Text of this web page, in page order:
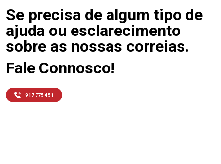
Se precisa de algum tipo de
ajuda ou esclarecimento
sobre as nossas correias.
Fale Connosco!
917 775 451